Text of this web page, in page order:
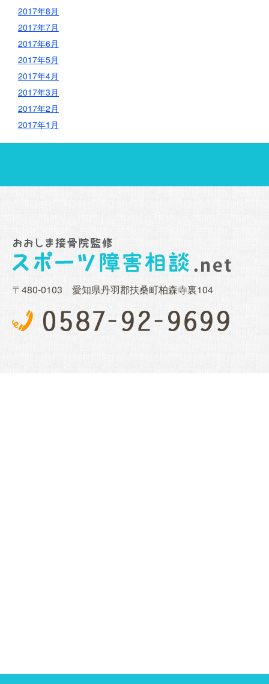
2017年8月
2017年7月
2017年6月
2017年5月
2017年4月
2017年3月
2017年2月
2017年1月
〒480-0103 愛知県丹羽郡扶桑町柏森寺裏104